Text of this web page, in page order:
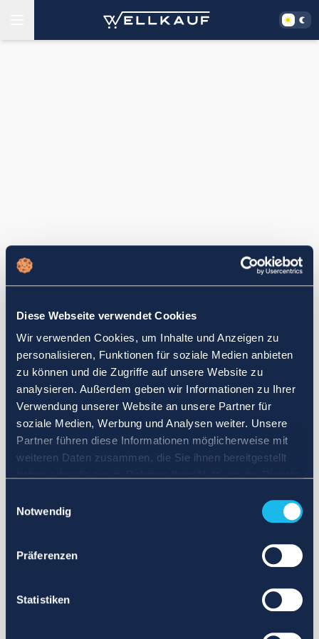
Diese Webseite verwendet Cookies
Wir verwenden Cookies, um Inhalte und Anzeigen zu
personalisieren, Funktionen für soziale Medien anbieten
zu können und die Zugriffe auf unsere Website zu
analysieren. Außerdem geben wir Informationen zu Ihrer
Verwendung unserer Website an unsere Partner für
soziale Medien, Werbung und Analysen weiter. Unsere
Partner führen diese Informationen möglicherweise mit
weiteren Daten zusammen, die Sie ihnen bereitgestellt
Notwendig
Präferenzen
Statistiken